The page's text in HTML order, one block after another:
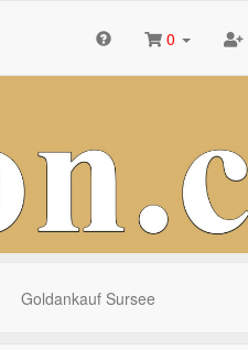
0
Goldankauf Sursee